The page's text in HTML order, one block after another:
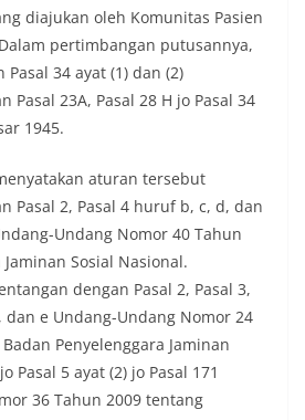
diajukan oleh Komunitas Pasien
pertimbangan putusannya,
34 ayat (1) dan (2)
Pasal 23A, Pasal 28 H jo Pasal 34
1945.
aturan tersebut
Pasal 2, Pasal 4 huruf b, c, d, dan
Undang Nomor 40 Tahun
Sosial Nasional.
dengan Pasal 2, Pasal 3,
dan e Undang-Undang Nomor 24
Penyelenggara Jaminan
Pasal 5 ayat (2) jo Pasal 171
36 Tahun 2009 tentang